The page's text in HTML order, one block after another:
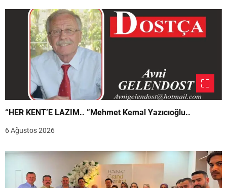
“HER KENT’E LAZIM.. ”Mehmet Kemal Yazıcıoğlu..
6 Ağustos 2026